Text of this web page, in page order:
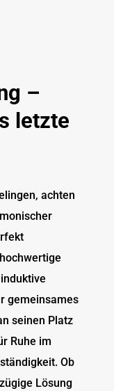
–
letzte
achten
gemeinsames
seinen Platz
Ruhe im
Ob
Lösung